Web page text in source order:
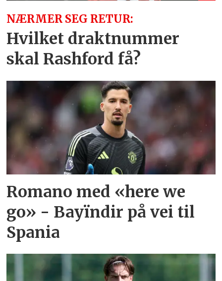
NÆRMER SEG RETUR:
Hvilket draktnummer
skal Rashford få?
Romano med «here we
go» - Bayïndir på vei til
Spania